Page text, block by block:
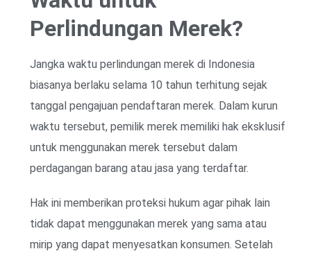
Perlindungan Merek?
Jangka waktu perlindungan merek di Indonesia
biasanya berlaku selama 10 tahun terhitung sejak
tanggal pengajuan pendaftaran merek. Dalam kurun
waktu tersebut, pemilik merek memiliki hak eksklusif
untuk menggunakan merek tersebut dalam
perdagangan barang atau jasa yang terdaftar.
Hak ini memberikan proteksi hukum agar pihak lain
tidak dapat menggunakan merek yang sama atau
mirip yang dapat menyesatkan konsumen. Setelah